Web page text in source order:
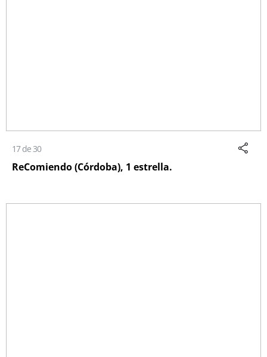
17 de 30
ReComiendo (Córdoba), 1 estrella.